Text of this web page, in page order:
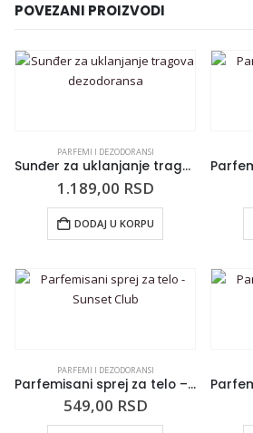
POVEZANI PROIZVODI
PARFEMI I DEZODORANSI
Sunđer za uklanjanje tragova dezodoransa
1.189,00 RSD
DODAJ U KORPU
PARFEMI I DEZODORANSI
Parfemisani sprej za telo – Sunset Club
549,00 RSD